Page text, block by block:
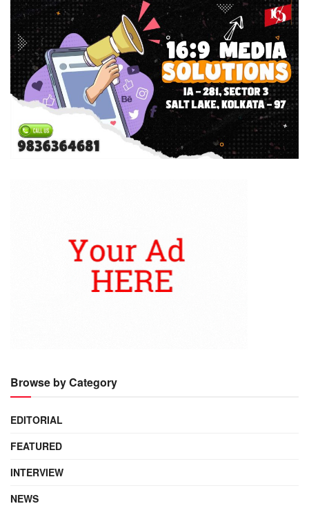
Browse by Category
EDITORIAL
FEATURED
INTERVIEW
NEWS